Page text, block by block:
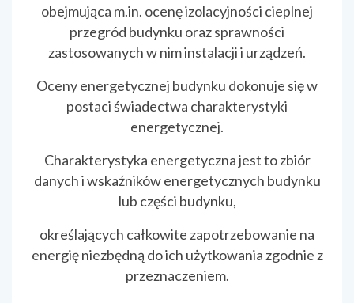
obejmująca m.in. ocenę izolacyjności cieplnej
przegród budynku oraz sprawności
zastosowanych w nim instalacji i urządzeń.
Oceny energetycznej budynku dokonuje się w
postaci świadectwa charakterystyki
energetycznej.
Charakterystyka energetyczna jest to zbiór
danych i wskaźników energetycznych budynku
lub części budynku,
określających całkowite zapotrzebowanie na
energię niezbędną do ich użytkowania zgodnie z
przeznaczeniem.